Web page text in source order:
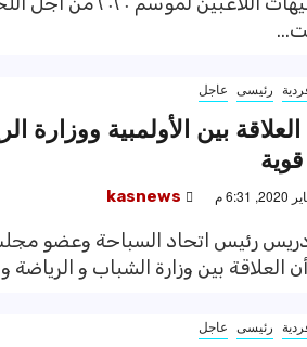
رئيسى عاجل
بين الأولمبية ووزارة
kasnews
رئيس اتحاد السباحة وعضو
أن العلاقة بين وزارة الشباب و الرياضة
رئيسى عاجل